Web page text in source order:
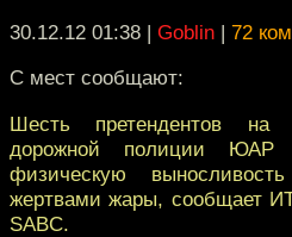
30.12.12 01:38 | Goblin | 72
С мест сообщают:
Шесть претендентов на
дорожной полиции
физическую
жертвами жары, сообщает
SABC.